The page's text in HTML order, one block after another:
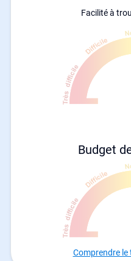
Facilité à
Budget
Comprendre